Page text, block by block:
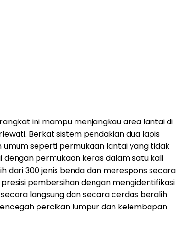
ini mampu menjangkau area lantai di
Berkat sistem pendakian dua lapis
umum seperti permukaan lantai yang tidak
dengan permukaan keras dalam satu kali
dari 300 jenis benda dan merespons secara
pembersihan dengan mengidentifikasi
langsung dan secara cerdas beralih
percikan lumpur dan kelembapan